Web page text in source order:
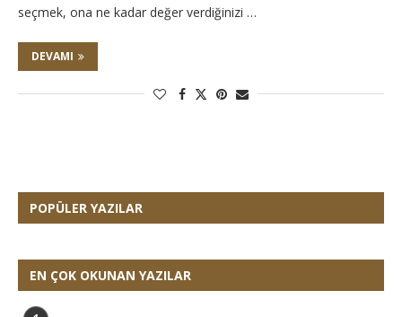
seçmek, ona ne kadar değer verdiğinizi …
DEVAMI
POPÜLER YAZILAR
EN ÇOK OKUNAN YAZILAR